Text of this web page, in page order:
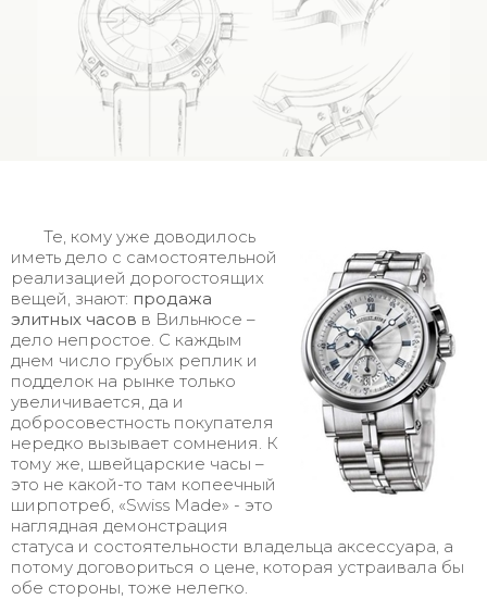
Те, кому уже доводилось
иметь дело с самостоятельной
реализацией дорогостоящих
вещей, знают: продажа
элитных часов в Вильнюсе –
дело непростое. С каждым
днем число грубых реплик и
подделок на рынке только
увеличивается, да и
добросовестность покупателя
нередко вызывает сомнения. К
тому же, швейцарские часы –
это не какой-то там копеечный
ширпотреб, «Swiss Made» - это
наглядная демонстрация
статуса и состоятельности владельца аксессуара, а
потому договориться о цене, которая устраивала бы
обе стороны, тоже нелегко.